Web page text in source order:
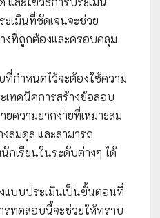
เมินที่ชัดเจนจะช่วย
งที่ถูกต้องและครอบคลุม
กำหนดไว้จะต้องใช้ความ
เทคนิคการสร้างข้อสอบ
ความยากง่ายที่เหมาะสม
สมดุล และสามารถ
กเรียนในระดับต่างๆ ได้
แบบประเมินเป็นขั้นตอนที่
รทดสอบนี้จะช่วยให้ทราบ